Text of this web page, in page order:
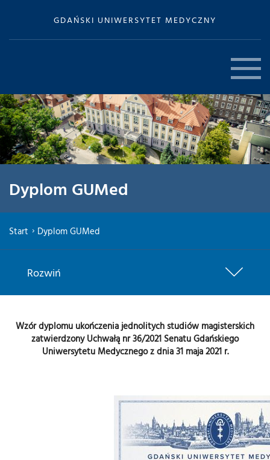
GDAŃSKI UNIWERSYTET MEDYCZNY
Dyplom GUMed
Start Dyplom GUMed
Rozwiń
Wzór dyplomu ukończenia jednolitych studiów magisterskich
zatwierdzony Uchwałą nr 36/2021 Senatu Gdańskiego
Uniwersytetu Medycznego z dnia 31 maja 2021 r.